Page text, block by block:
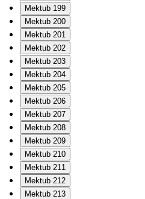
Mektub 199
Mektub 200
Mektub 201
Mektub 202
Mektub 203
Mektub 204
Mektub 205
Mektub 206
Mektub 207
Mektub 208
Mektub 209
Mektub 210
Mektub 211
Mektub 212
Mektub 213